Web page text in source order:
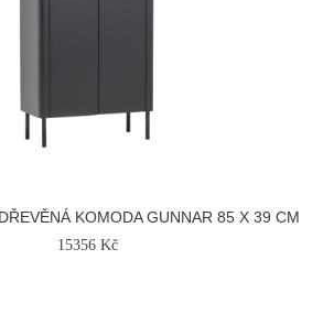
KOMODA GUNNAR 85 X 39 CM
15356 Kč